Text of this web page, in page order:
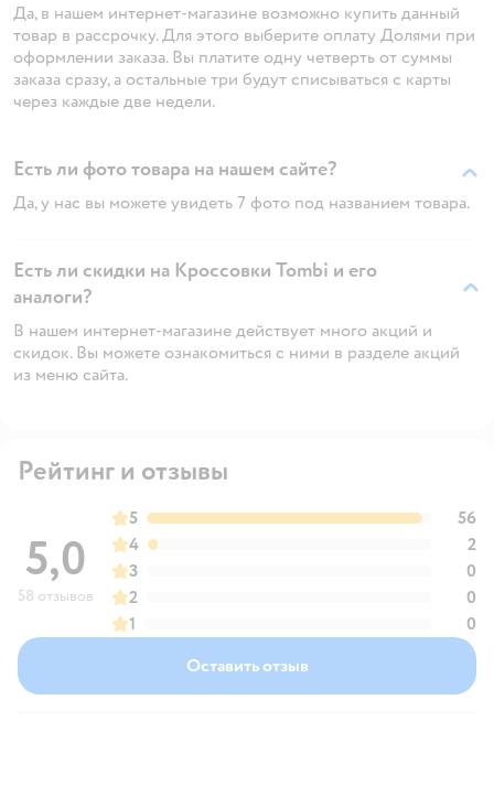
Да, в нашем интернет-магазине возможно купить данный
товар в рассрочку. Для этого выберите оплату Долями при
оформлении заказа. Вы платите одну четверть от суммы
заказа сразу, а остальные три будут списываться с карты
через каждые две недели.
Есть ли фото товара на нашем сайте?
Да, у нас вы можете увидеть 7 фото под названием товара.
Есть ли скидки на Кроссовки Tombi и его
аналоги?
В нашем интернет-магазине действует много акций и
скидок. Вы можете ознакомиться с ними в разделе акций
из меню сайта.
Рейтинг и отзывы
5,0
58 отзывов
5
56
4
2
3
0
2
0
1
0
Оставить отзыв